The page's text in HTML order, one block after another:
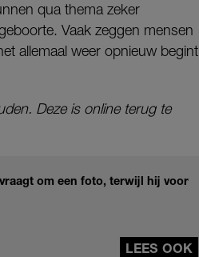
qua thema zeker
Vaak zeggen mensen
allemaal weer opnieuw begint
Deze is online terug te
om een foto, terwijl hij voor
LEES OOK